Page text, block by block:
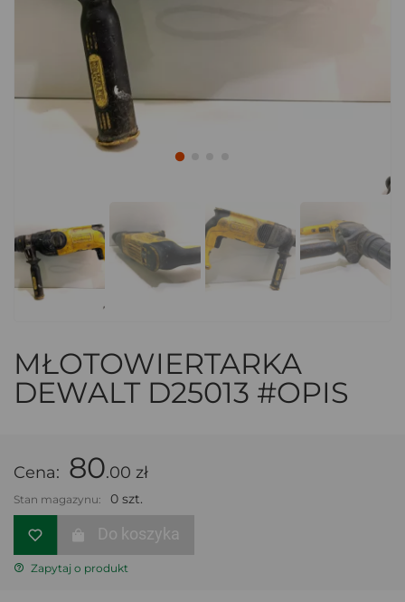
MŁOTOWIERTARKA
DEWALT D25013 #OPIS
Cena: 80.00 zł
Stan magazynu: 0 szt.
Do koszyka
Zapytaj o produkt